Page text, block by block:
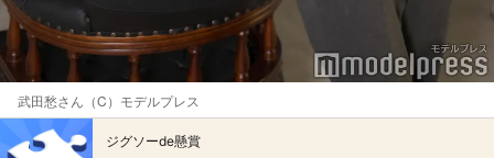
武田愁さん（C）モデルプレス
ジグソーde懸賞